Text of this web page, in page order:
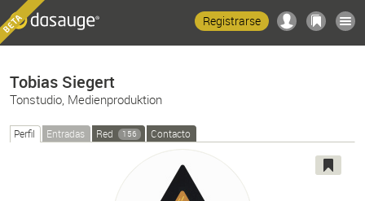
Registrarse
Tobias Siegert
Tonstudio, Medienproduktion
Perfil Entradas Red 156 Contacto